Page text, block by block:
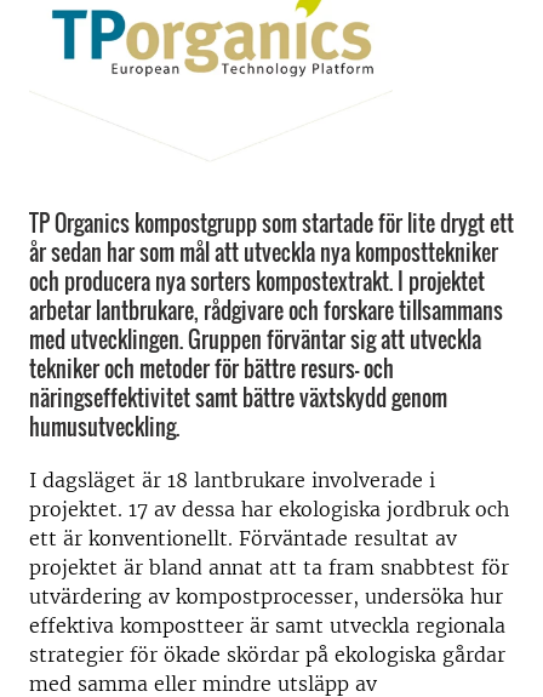
TP Organics kompostgrupp som startade för lite drygt ett
år sedan har som mål att utveckla nya komposttekniker
och producera nya sorters kompostextrakt. I projektet
arbetar lantbrukare, rådgivare och forskare tillsammans
med utvecklingen. Gruppen förväntar sig att utveckla
tekniker och metoder för bättre resurs- och
näringseffektivitet samt bättre växtskydd genom
humusutveckling.
I dagsläget är 18 lantbrukare involverade i
projektet. 17 av dessa har ekologiska jordbruk och
ett är konventionellt. Förväntade resultat av
projektet är bland annat att ta fram snabbtest för
utvärdering av kompostprocesser, undersöka hur
effektiva kompostteer är samt utveckla regionala
strategier för ökade skördar på ekologiska gårdar
med samma eller mindre utsläpp av